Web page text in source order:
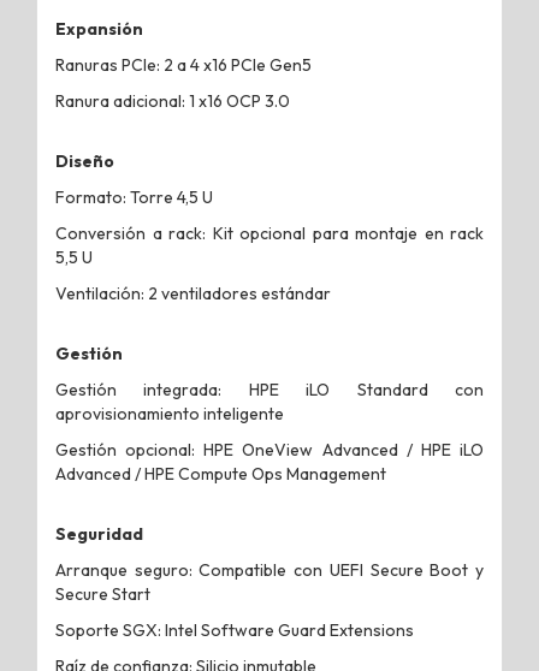
Expansión
Ranuras PCIe: 2 a 4 x16 PCIe Gen5
Ranura adicional: 1 x16 OCP 3.0
Diseño
Formato: Torre 4,5 U
Conversión a rack: Kit opcional para montaje en rack
5,5 U
Ventilación: 2 ventiladores estándar
Gestión
Gestión integrada: HPE iLO Standard con
aprovisionamiento inteligente
Gestión opcional: HPE OneView Advanced / HPE iLO
Advanced / HPE Compute Ops Management
Seguridad
Arranque seguro: Compatible con UEFI Secure Boot y
Secure Start
Soporte SGX: Intel Software Guard Extensions
Raíz de confianza: Silicio inmutable